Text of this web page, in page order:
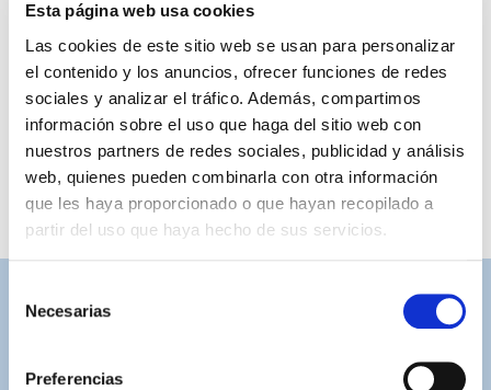
Esta página web usa cookies
Las cookies de este sitio web se usan para personalizar
el contenido y los anuncios, ofrecer funciones de redes
sociales y analizar el tráfico. Además, compartimos
información sobre el uso que haga del sitio web con
nuestros partners de redes sociales, publicidad y análisis
web, quienes pueden combinarla con otra información
que les haya proporcionado o que hayan recopilado a
partir del uso que haya hecho de sus servicios.
Necesarias
Preferencias
MINIKIT HOME 25-26
69,99 €
ASISTENCIA PERSONALIZADA